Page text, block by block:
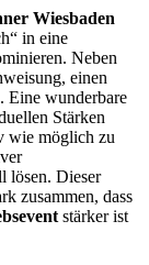
Wiesbaden
in eine
Neben
einen
Eine wunderbare
Stärken
wie möglich zu
lösen. Dieser
zusammen, dass
stärker ist